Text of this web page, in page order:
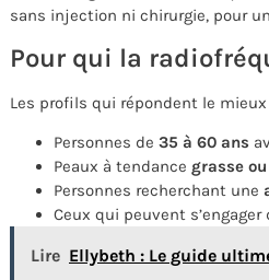
sans injection ni chirurgie, pour
Pour qui la
Les profils qui répondent le
Personnes de 35 à 60 ans
Peaux à tendance grasse
Personnes recherchant une
Ceux qui peuvent s’engager
Lire Ellybeth : Le guide